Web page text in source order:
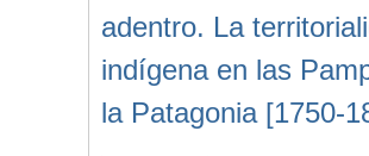
adentro. La
indígena en las
la Patagonia [1750-